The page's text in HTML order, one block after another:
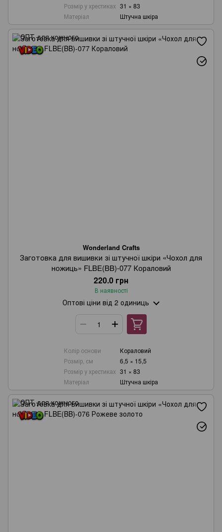
Розмір у хрестиках 31 × 83
Матеріал
Штучна шкіра
Wonderland Crafts
Заготовка для вишивки зі штучної шкіри «Чохол для
ножиць» FLBE(BB)-077 Кораловий
220.0 грн
В наявності
Оптові ціни від 2 одиниць
Колір основи
Кораловий
Розмір, см
6,5 × 15,5
Розмір у хрестиках 31 × 83
Матеріал
Штучна шкіра